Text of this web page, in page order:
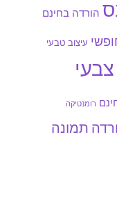
הורדה בחינם
עיצוב טבעי
צבעי
רומנטיקה
תמונה